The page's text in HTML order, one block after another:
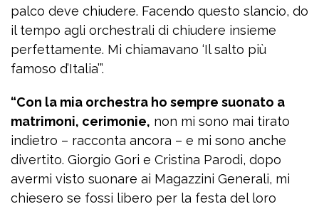
palco deve chiudere. Facendo questo slancio, do
il tempo agli orchestrali di chiudere insieme
perfettamente. Mi chiamavano ‘Il salto più
famoso d’Italia’”.
“Con la mia orchestra ho sempre suonato a
matrimoni, cerimonie, non mi sono mai tirato
indietro – racconta ancora – e mi sono anche
divertito. Giorgio Gori e Cristina Parodi, dopo
avermi visto suonare ai Magazzini Generali, mi
chiesero se fossi libero per la festa del loro